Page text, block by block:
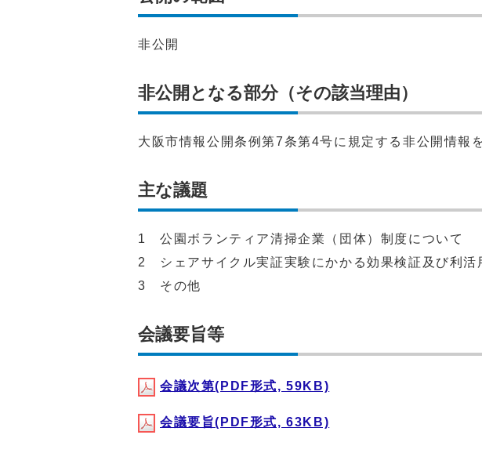
非公開
非公開となる部分（その該当理由）
大阪市情報公開条例第7条第4号に規定する非公開情報
主な議題
1 公園ボランティア清掃企業（団体）制度について
2 シェアサイクル実証実験にかかる効果検証及び利活
3 その他
会議要旨等
会議次第(PDF形式, 59KB)
会議要旨(PDF形式, 63KB)